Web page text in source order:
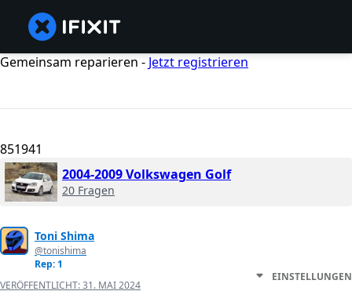
Gemeinsam reparieren - Jetzt registrieren
851941
2004-2009 Volkswagen Golf
20 Fragen
Toni Shima
@tonishima
Rep: 1
VERÖFFENTLICHT:31. MAI 2024
EINSTELLUNGEN